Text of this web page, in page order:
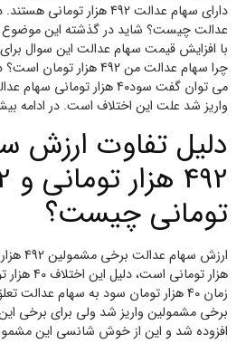
دارای سهام عدالت 492 هزار
عدالت چیست؟ شاید در گذشته این موضوع
با افزایش قیمت سهام عدالت این سوال
چرا سهام عدالت من 492
می توان گفت سود۴۰ هزار
واریز شد علت این اختلاف است. در ادامه
دلیل تفاوت ارزش
تومانی چیست؟
هزار
زمان 40 هزار تومان سود به سهام
برخی مشمولین واریز شد ولی برای برخی
افزوده شد و این از خوش شانسی این